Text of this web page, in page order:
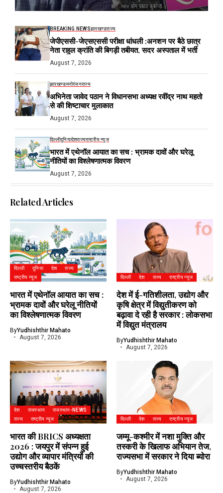
BREAKING NEWSझारखण्डराज्य
जेपीएससी-जेएसएससी परीक्षा धांधली :अनशन पर बैठे छात्र
नेता राहुल क्रांति की बिगड़ी तबीयत, सदर अस्पताल में भर्ती
August 7, 2026
झारखण्डमनोरंजनराज्य
अभिनेता जावेद पठान ने विधानसभा अध्यक्ष रवींद्र नाथ महतो
से की शिष्टाचार मुलाकात
August 7, 2026
दिल्लीदुनियादेशराज्यराष्ट्रीय न्यूज
भारत में एथेनॉल आयात का सच : भ्रामक दावों और घरेलू
नीतियों का विश्लेषणात्मक विवरण
August 7, 2026
Related Articles
दिल्ली दुनिया देश
राज्य
राष्ट्रीय न्यूज
भारत में एथेनॉल आयात का सच :
भ्रामक दावों और घरेलू नीतियों
का विश्लेषणात्मक विवरण
ByYudhishthir Mahato
August 7, 2026
दिल्ली देश राज्य राष्ट्रीय न्यूज
देश में ई-गतिशीलता, उद्योग और
कृषि क्षेत्र में विद्युतीकरण को
बढ़ावा दे रही है सरकार : लोकसभा
में विद्युत मंत्रालय
ByYudhishthir Mahato
August 7, 2026
देश राजस्थान
राजस्थान-NEWS
राज्य
राष्ट्रीय न्यूज
भारत की BRICS अध्यक्षता
2026 : जयपुर में संपन्न हुई
उद्योग और व्यापार मंत्रियों की
उच्चस्तरीय बैठकें
ByYudhishthir Mahato
August 7, 2026
दिल्ली देश राज्य राष्ट्रीय न्यूज
जम्मू-कश्मीर में नशा मुक्ति और
तस्करी के खिलाफ अभियान तेज,
राज्यसभा में सरकार ने दिया ब्योरा
ByYudhishthir Mahato
August 7, 2026